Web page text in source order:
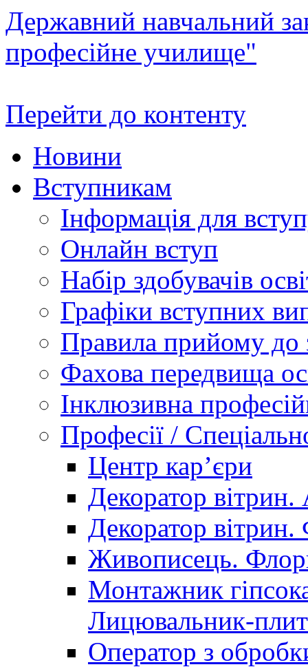
Державний навчальний
професійне училище"
Перейти до контенту
Новини
Вступникам
Інформація для
Онлайн вступ
Набір здобувачів
Графіки вступних
Правила прийому до
Фахова передвища
Інклюзивна
Професії /
Центр кар’єри
Декоратор вітрин.
Декоратор вітрин.
Живописець.
Монтажник
Лицювальник-
Оператор з